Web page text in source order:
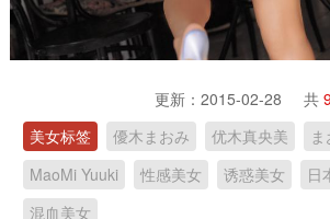
更新：2015-02-28 共
美女标签
優木まおみ 优木真央美
MaoMi Yuuki
性感美女 诱惑美女 日
混血美女